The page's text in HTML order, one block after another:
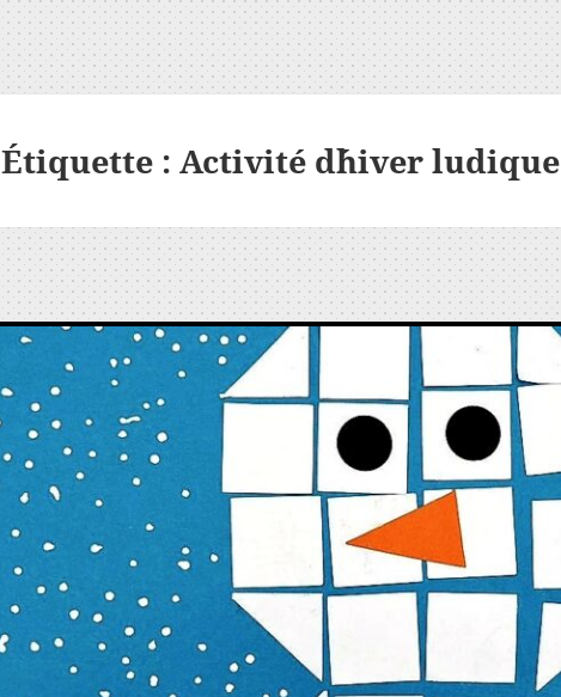
Étiquette :Activité d´hiver ludique